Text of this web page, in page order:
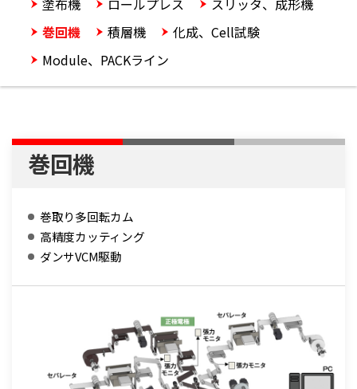
塗布機
ロールプレス
スリッタ、成形機
巻回機
積層機
化成、Cell試験
Module、PACKライン
巻回機
巻取り多回転カム
高精度カッティング
ダンサVCM駆動